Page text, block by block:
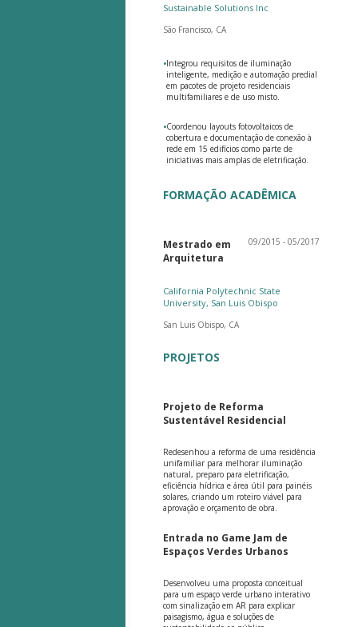
Sustainable Solutions Inc
São Francisco, CA
•Integrou requisitos de iluminação
inteligente, medição e automação predial
em pacotes de projeto residenciais
multifamiliares e de uso misto.
•Coordenou layouts fotovoltaicos de
cobertura e documentação de conexão à
rede em 15 edifícios como parte de
iniciativas mais amplas de eletrificação.
FORMAÇÃO ACADÊMICA
Mestrado em
Arquitetura
09/2015 - 05/2017
California Polytechnic State
University, San Luis Obispo
San Luis Obispo, CA
PROJETOS
Projeto de Reforma
Sustentável Residencial
Redesenhou a reforma de uma residência
unifamiliar para melhorar iluminação
natural, preparo para eletrificação,
eficiência hídrica e área útil para painéis
solares, criando um roteiro viável para
aprovação e orçamento de obra.
Entrada no Game Jam de
Espaços Verdes Urbanos
Desenvolveu uma proposta conceitual
para um espaço verde urbano interativo
com sinalização em AR para explicar
paisagismo, água e soluções de